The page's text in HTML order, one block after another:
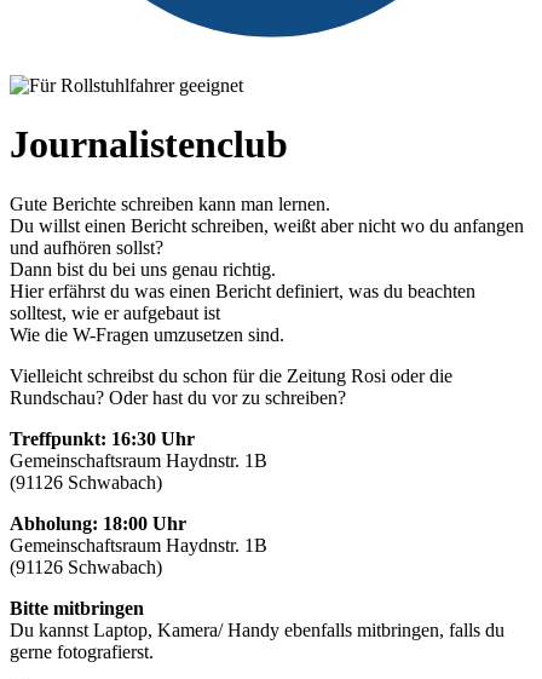
Journalistenclub
Gute Berichte schreiben kann man lernen.
Du willst einen Bericht schreiben, weißt aber nicht wo du anfangen
und aufhören sollst?
Dann bist du bei uns genau richtig.
Hier erfährst du was einen Bericht definiert, was du beachten
solltest, wie er aufgebaut ist
Wie die W-Fragen umzusetzen sind.
Vielleicht schreibst du schon für die Zeitung Rosi oder die
Rundschau? Oder hast du vor zu schreiben?
Treffpunkt: 16:30 Uhr
Gemeinschaftsraum Haydnstr. 1B
(91126 Schwabach)
Abholung: 18:00 Uhr
Gemeinschaftsraum Haydnstr. 1B
(91126 Schwabach)
Bitte mitbringen
Du kannst Laptop, Kamera/ Handy ebenfalls mitbringen, falls du
gerne fotografierst.